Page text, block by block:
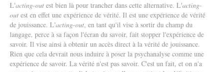
L'acting-out est bien là pour trancher dans cette alternative. L'acting-
out est en effet une expérience de vérité. Il est une expérience de vérité
de jouissance. L'acting-out, en tant qu'il vise à sortir du champ du
langage, perce à sa façon l'écran du savoir, fait stopper l'expérience de
savoir. Il vise ainsi à obtenir un accès direct à la vérité de jouissance.
Rien que cela devrait nous induire à poser la psychanalyse comme une
expérience de savoir. La vérité n'est pas savoir. C'est un fait, et on n'a